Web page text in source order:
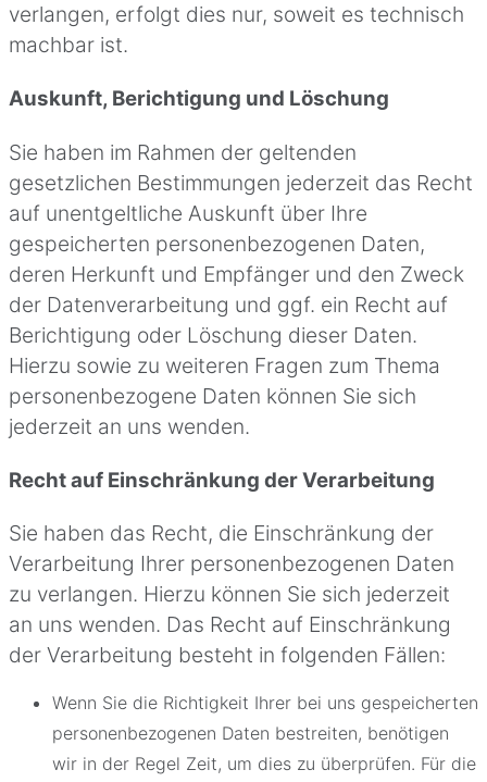
verlangen, erfolgt dies nur, soweit es technisch
machbar ist.
Auskunft, Berichtigung und Löschung
Sie haben im Rahmen der geltenden
gesetzlichen Bestimmungen jederzeit das Recht
auf unentgeltliche Auskunft über Ihre
gespeicherten personenbezogenen Daten,
deren Herkunft und Empfänger und den Zweck
der Datenverarbeitung und ggf. ein Recht auf
Berichtigung oder Löschung dieser Daten.
Hierzu sowie zu weiteren Fragen zum Thema
personenbezogene Daten können Sie sich
jederzeit an uns wenden.
Recht auf Einschränkung der Verarbeitung
Sie haben das Recht, die Einschränkung der
Verarbeitung Ihrer personenbezogenen Daten
zu verlangen. Hierzu können Sie sich jederzeit
an uns wenden. Das Recht auf Einschränkung
der Verarbeitung besteht in folgenden Fällen:
Wenn Sie die Richtigkeit Ihrer bei uns gespeicherten
personenbezogenen Daten bestreiten, benötigen
wir in der Regel Zeit, um dies zu überprüfen. Für die